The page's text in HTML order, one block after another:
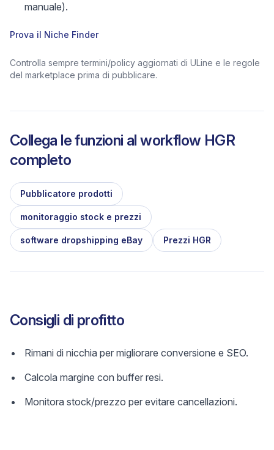
manuale).
Prova il Niche Finder
Controlla sempre termini/policy aggiornati di ULine e le regole
del marketplace prima di pubblicare.
Collega le funzioni al workflow HGR
completo
Pubblicatore prodotti
monitoraggio stock e prezzi
software dropshipping eBay Prezzi HGR
Consigli di profitto
Rimani di nicchia per migliorare conversione e SEO.
Calcola margine con buffer resi.
Monitora stock/prezzo per evitare cancellazioni.